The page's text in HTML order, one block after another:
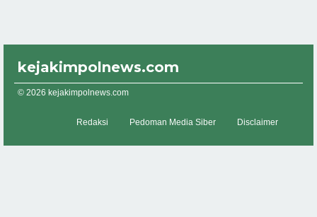
kejakimpolnews.com
© 2026 kejakimpolnews.com
Redaksi Pedoman Media Siber Disclaimer